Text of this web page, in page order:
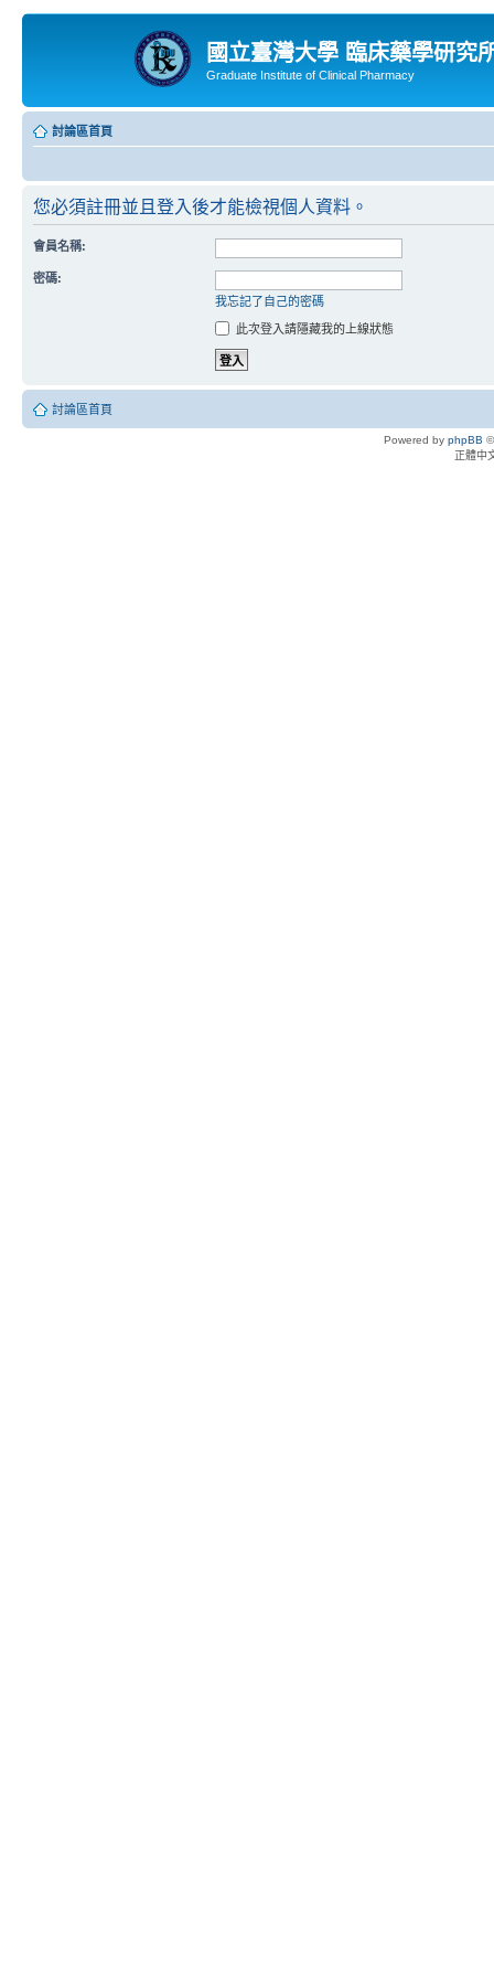
國立臺灣大學 臨床藥學研究
Graduate Institute of Clinical Pharmacy
討論區首頁
您必須註冊並且登入後才能檢視個人資料。
會員名稱:
密碼:
我忘記了自己的密碼
此次登入請隱藏我的上線狀態
討論區首頁
Powered by phpBB
正體中